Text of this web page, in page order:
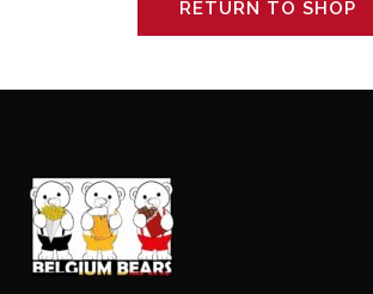
RETURN TO SHOP